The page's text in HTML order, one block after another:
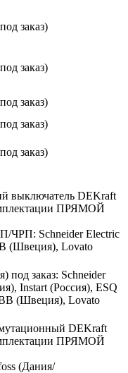
заказ)
заказ)
заказ)
заказ)
заказ)
выключатель DEKraft
ПРЯМОЙ
ЧРП: Schneider Electric
(Швеция), Lovato
под заказ: Schneider
Instart (Россия), ESQ
(Швеция), Lovato
DEKraft
ПРЯМОЙ
(Дания/